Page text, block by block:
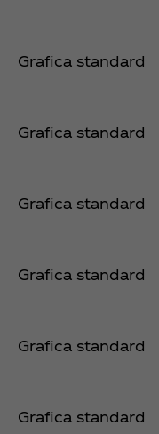
Grafica standard
Grafica standard
Grafica standard
Grafica standard
Grafica standard
Grafica standard